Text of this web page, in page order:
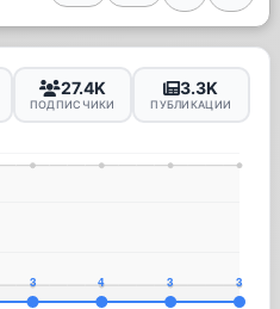
27.4K
ПОДПИСЧИКИ
3.3K
ПУБЛИКАЦИИ